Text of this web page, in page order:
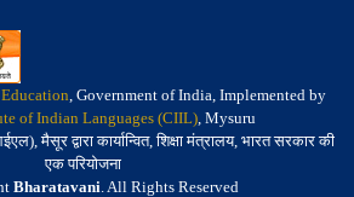
, Government of India, Implemented by
of Indian Languages (CIIL), Mysuru
मैसूर द्वारा कार्यान्वित, शिक्षा मंत्रालय, भारत सरकार की
एक परियोजना
Bharatavani. All Rights Reserved